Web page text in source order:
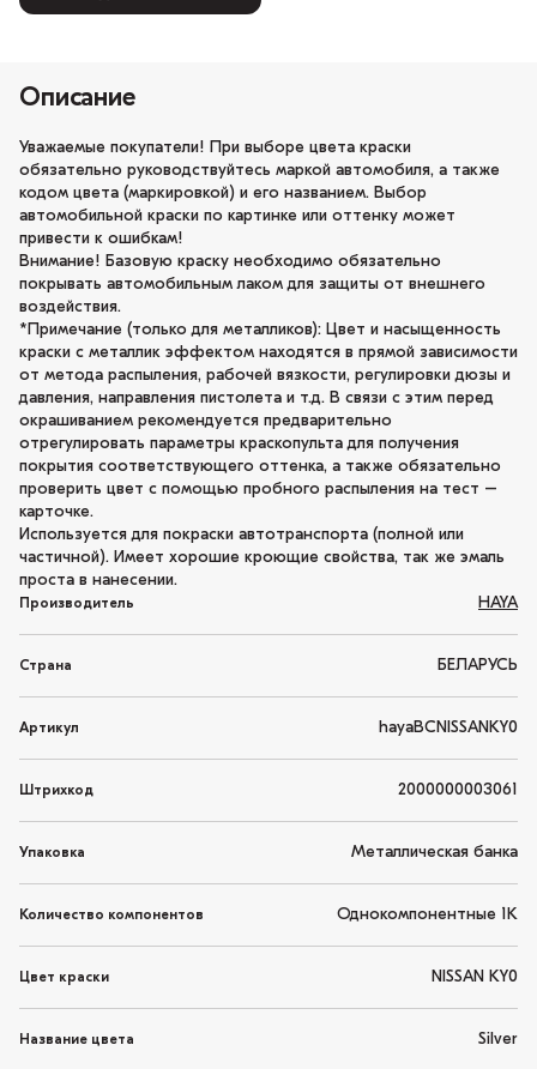
Описание
Уважаемые покупатели! При выборе цвета краски
обязательно руководствуйтесь маркой автомобиля, а также
кодом цвета (маркировкой) и его названием. Выбор
автомобильной краски по картинке или оттенку может
привести к ошибкам!
Внимание! Базовую краску необходимо обязательно
покрывать автомобильным лаком для защиты от внешнего
воздействия.
*Примечание (только для металликов): Цвет и насыщенность
краски с металлик эффектом находятся в прямой зависимости
от метода распыления, рабочей вязкости, регулировки дюзы и
давления, направления пистолета и т.д. В связи с этим перед
окрашиванием рекомендуется предварительно
отрегулировать параметры краскопульта для получения
покрытия соответствующего оттенка, а также обязательно
проверить цвет с помощью пробного распыления на тест –
карточке.
Используется для покраски автотранспорта (полной или
частичной). Имеет хорошие кроющие свойства, так же эмаль
проста в нанесении.
Производитель HAYA
Страна БЕЛАРУСЬ
Артикул hayaBCNISSANKY0
Штрихкод 2000000003061
Упаковка Металлическая банка
Количество компонентов Однокомпонентные 1K
Цвет краски NISSAN KY0
Название цвета Silver